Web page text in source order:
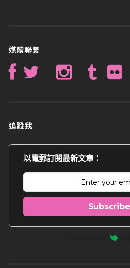
媒體聯繫
追蹤我
以電郵訂閱最新文章：
Subscribe